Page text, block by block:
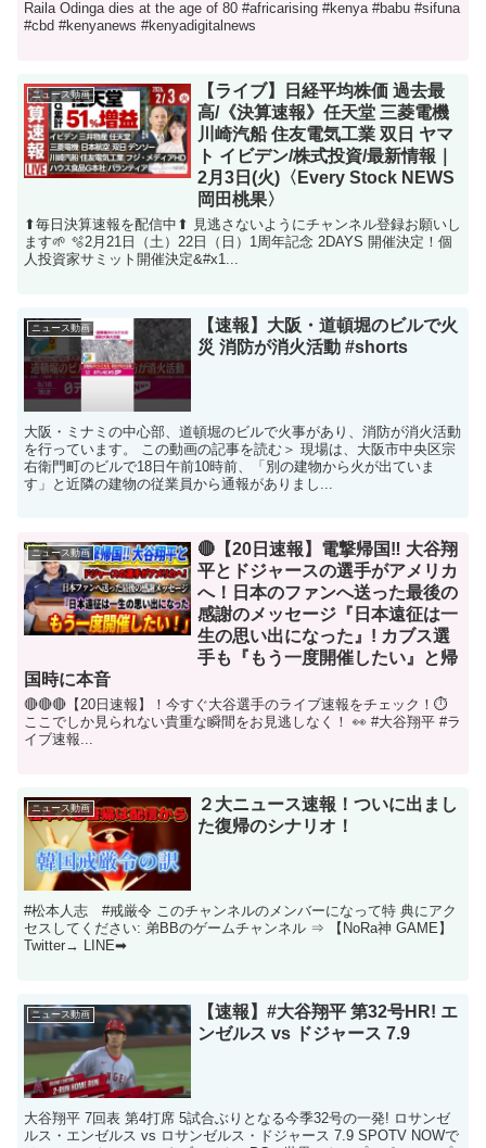
Raila Odinga dies at the age of 80 #africarising #kenya #babu #sifuna
#cbd #kenyanews #kenyadigitalnews
ニュース動画
【ライブ】日経平均株価 過去最
高/《決算速報》任天堂 三菱電機
川崎汽船 住友電気工業 双日 ヤマ
ト イビデン/株式投資/最新情報｜
2月3日(火)〈Every Stock NEWS
岡田桃果〉
⬆︎毎日決算速報を配信中⬆︎ 見逃さないようにチャンネル登録お願いし
ます🌱 🫧2月21日（土）22日（日）1周年記念 2DAYS 開催決定！個
人投資家サミット開催決定&#x1...
ニュース動画
【速報】大阪・道頓堀のビルで火
災 消防が消火活動 #shorts
大阪・ミナミの中心部、道頓堀のビルで火事があり、消防が消火活動
を行っています。 この動画の記事を読む＞ 現場は、大阪市中央区宗
右衛門町のビルで18日午前10時前、「別の建物から火が出ていま
す」と近隣の建物の従業員から通報がありまし...
ニュース動画
🔴【20日速報】電撃帰国‼️ 大谷翔
平とドジャースの選手がアメリカ
へ！日本のファンへ送った最後の
感謝のメッセージ『日本遠征は一
生の思い出になった』! カブス選
手も『もう一度開催したい』と帰
国時に本音
🔴🔴🔴【20日速報】！今すぐ大谷選手のライブ速報をチェック！⏱️
ここでしか見られない貴重な瞬間をお見逃しなく！ 👀 #大谷翔平 #ラ
イブ速報...
ニュース動画
２大ニュース速報！ついに出まし
た復帰のシナリオ！
#松本人志 #戒厳令 このチャンネルのメンバーになって特 典にアク
セスしてください: 弟BBのゲームチャンネル ⇒ 【NoRa神 GAME】
Twitter→ LINE➡
ニュース動画
【速報】#大谷翔平 第32号HR! エ
ンゼルス vs ドジャース 7.9
大谷翔平 7回表 第4打席 5試合ぶりとなる今季32号の一発! ロサンゼ
ルス・エンゼルス vs ロサンゼルス・ドジャース 7.9 SPOTV NOWで